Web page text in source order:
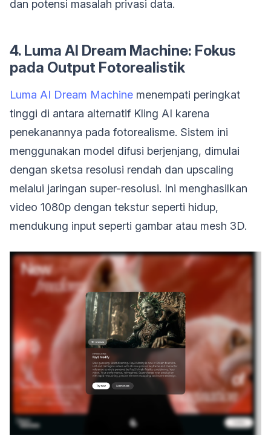
dan potensi masalah privasi data.
4. Luma AI Dream Machine: Fokus
pada Output Fotorealistik
Luma AI Dream Machine menempati peringkat
tinggi di antara alternatif Kling AI karena
penekanannya pada fotorealisme. Sistem ini
menggunakan model difusi berjenjang, dimulai
dengan sketsa resolusi rendah dan upscaling
melalui jaringan super-resolusi. Ini menghasilkan
video 1080p dengan tekstur seperti hidup,
mendukung input seperti gambar atau mesh 3D.